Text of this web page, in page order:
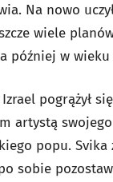
Na nowo
wiele
później w wieku
pogrążył
artystą
popu. Svika
sobie